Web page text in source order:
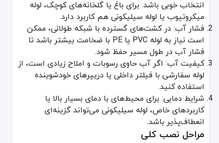
انتخاب خوبی باشد. برای باغ یا گلخانه‌های کوچک، لوله
میکروتیوب یا لوله سیلیکونی هم کاربرد دارد.
فشار آب: در کشت‌های گسترده با شبکه طولانی، ممکن
است نیاز به لوله PVC یا PE با ضخامت بیشتر باشد تا
فشار آب در طول مسیر حفظ شود.
کیفیت آب: اگر آب حاوی رسوبات و املاح زیادی است، از
لوله سفارشی با فیلتر داخلی یا دریپرهای خودشوینده
استفاده کنید.
شرایط دمایی: برای محیط‌های با دمای بسیار بالا یا
کاربردهای خاص، لوله سیلیکونی می‌تواند گزینه‌ای
انعطاف‌پذیر باشد.
مراحل نصب کلی